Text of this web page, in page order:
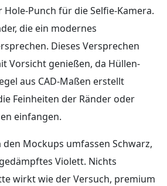
Punch für die Selfie-Kamera.
die ein modernes
Dieses Versprechen
Vorsicht genießen, da Hüllen-
aus CAD-Maßen erstellt
Feinheiten der Ränder oder
einfangen.
Mockups umfassen Schwarz,
Violett. Nichts
wirkt wie der Versuch, premium